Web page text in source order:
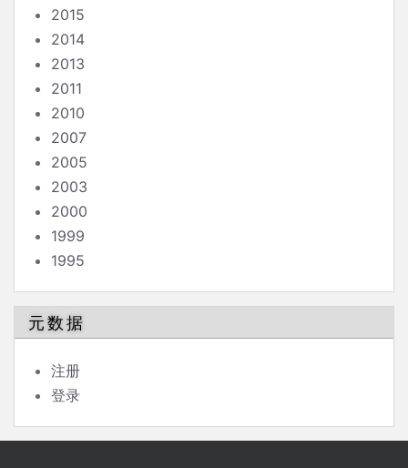
2015
2014
2013
2011
2010
2007
2005
2003
2000
1999
1995
元数据
注册
登录